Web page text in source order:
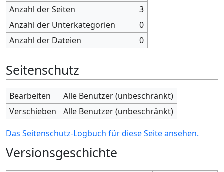
Anzahl der Seiten
3
Anzahl der Unterkategorien
0
Anzahl der Dateien
0
Seitenschutz
Bearbeiten
Alle Benutzer (unbeschränkt)
Verschieben
Alle Benutzer (unbeschränkt)
Das Seitenschutz-Logbuch für diese Seite ansehen.
Versionsgeschichte